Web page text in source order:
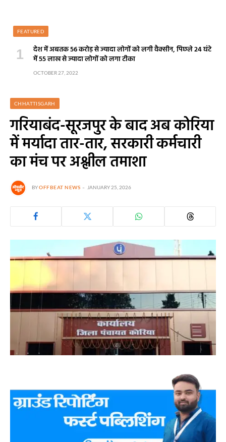
FEATURED
देश में अबतक 56 करोड़ से ज्यादा लोगों को लगी वैक्सीन, पिछले 24 घंटे
में 55 लाख से ज्यादा लोगों को लगा टीका
OCTOBER 27, 2022
CHHATTISGARH
गरियाबंद-सूरजपुर के बाद अब कोरिया
में मर्यादा तार-तार, सरकारी कर्मचारी
का मंच पर अश्लील तमाशा
BYOFFBEAT NEWS JANUARY 25, 2026